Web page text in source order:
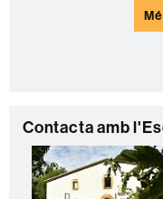
t
e
C
o
n
Contacta amb